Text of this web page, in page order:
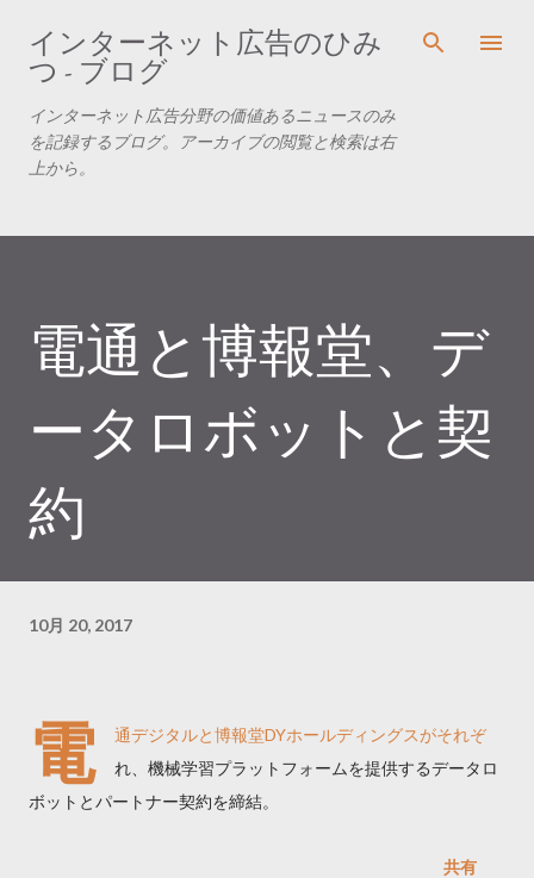
スキップしてメイン コンテンツに移動
インターネット広告のひみ
つ - ブログ
インターネット広告分野の価値あるニュースのみ
を記録するブログ。アーカイブの閲覧と検索は右
上から。
電通と博報堂、デ
ータロボットと契
約
10月 20, 2017
電
通デジタルと博報堂DYホールディングスがそれぞ
れ、機械学習プラットフォームを提供するデータロ
ボットとパートナー契約を締結。
共有